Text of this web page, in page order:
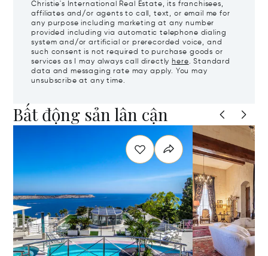
Christie's International Real Estate, its franchisees,
affiliates and/or agents to call, text, or email me for
any purpose including marketing at any number
provided including via automatic telephone dialing
system and/or artificial or prerecorded voice, and
such consent is not required to purchase goods or
services as I may always call directly here. Standard
data and messaging rate may apply. You may
unsubscribe at any time.
Bất động sản lân cận